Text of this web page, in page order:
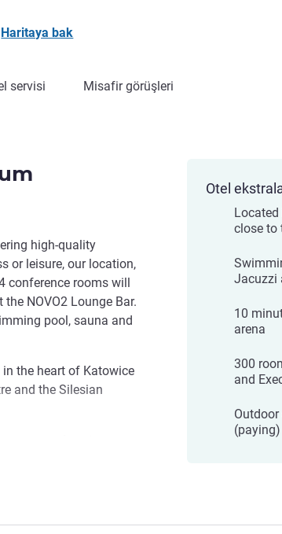
Haritaya bak
servisi Misafir görüşleri
high-quality
or leisure, our location,
conference rooms will
NOVO2 Lounge Bar.
pool, sauna and
the heart of Katowice
and the Silesian
connected, with
Otel
Located
close to
Jacuzzi
10
arena
300
and
(paying)